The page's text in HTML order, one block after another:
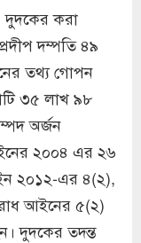
করা
দম্পতি ৪৯
তথ্য গোপন
৩৫ লাখ ৯৮
অর্জন
২০০৪ এর ২৬
২০১২-এর ৪(২),
আইনের ৫(২)
দুদকের তদন্ত